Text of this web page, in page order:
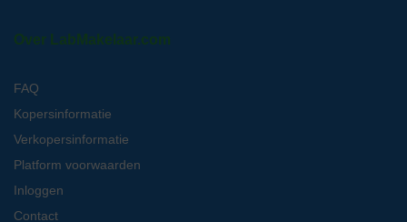
Over LabMakelaar.com
FAQ
Kopersinformatie
Verkopersinformatie
Platform voorwaarden
Inloggen
Contact